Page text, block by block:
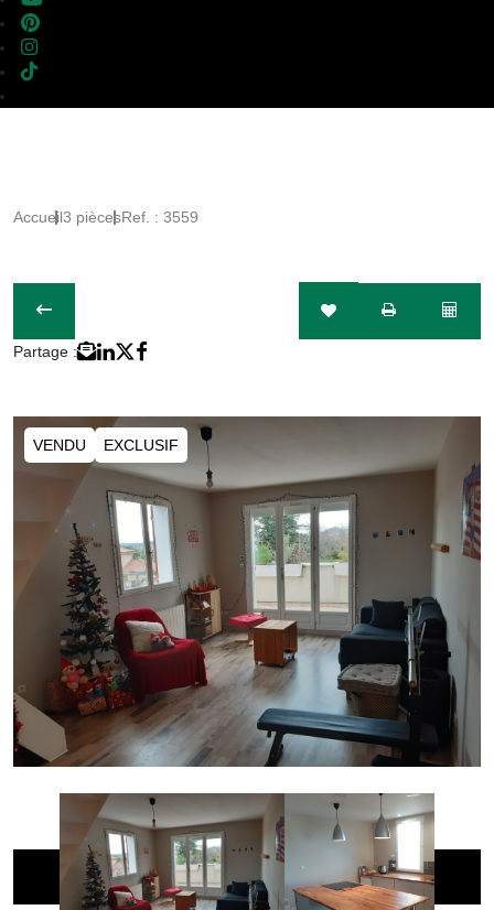
Accueil3 piècesRef. : 3559
Partage :
VENDU EXCLUSIF